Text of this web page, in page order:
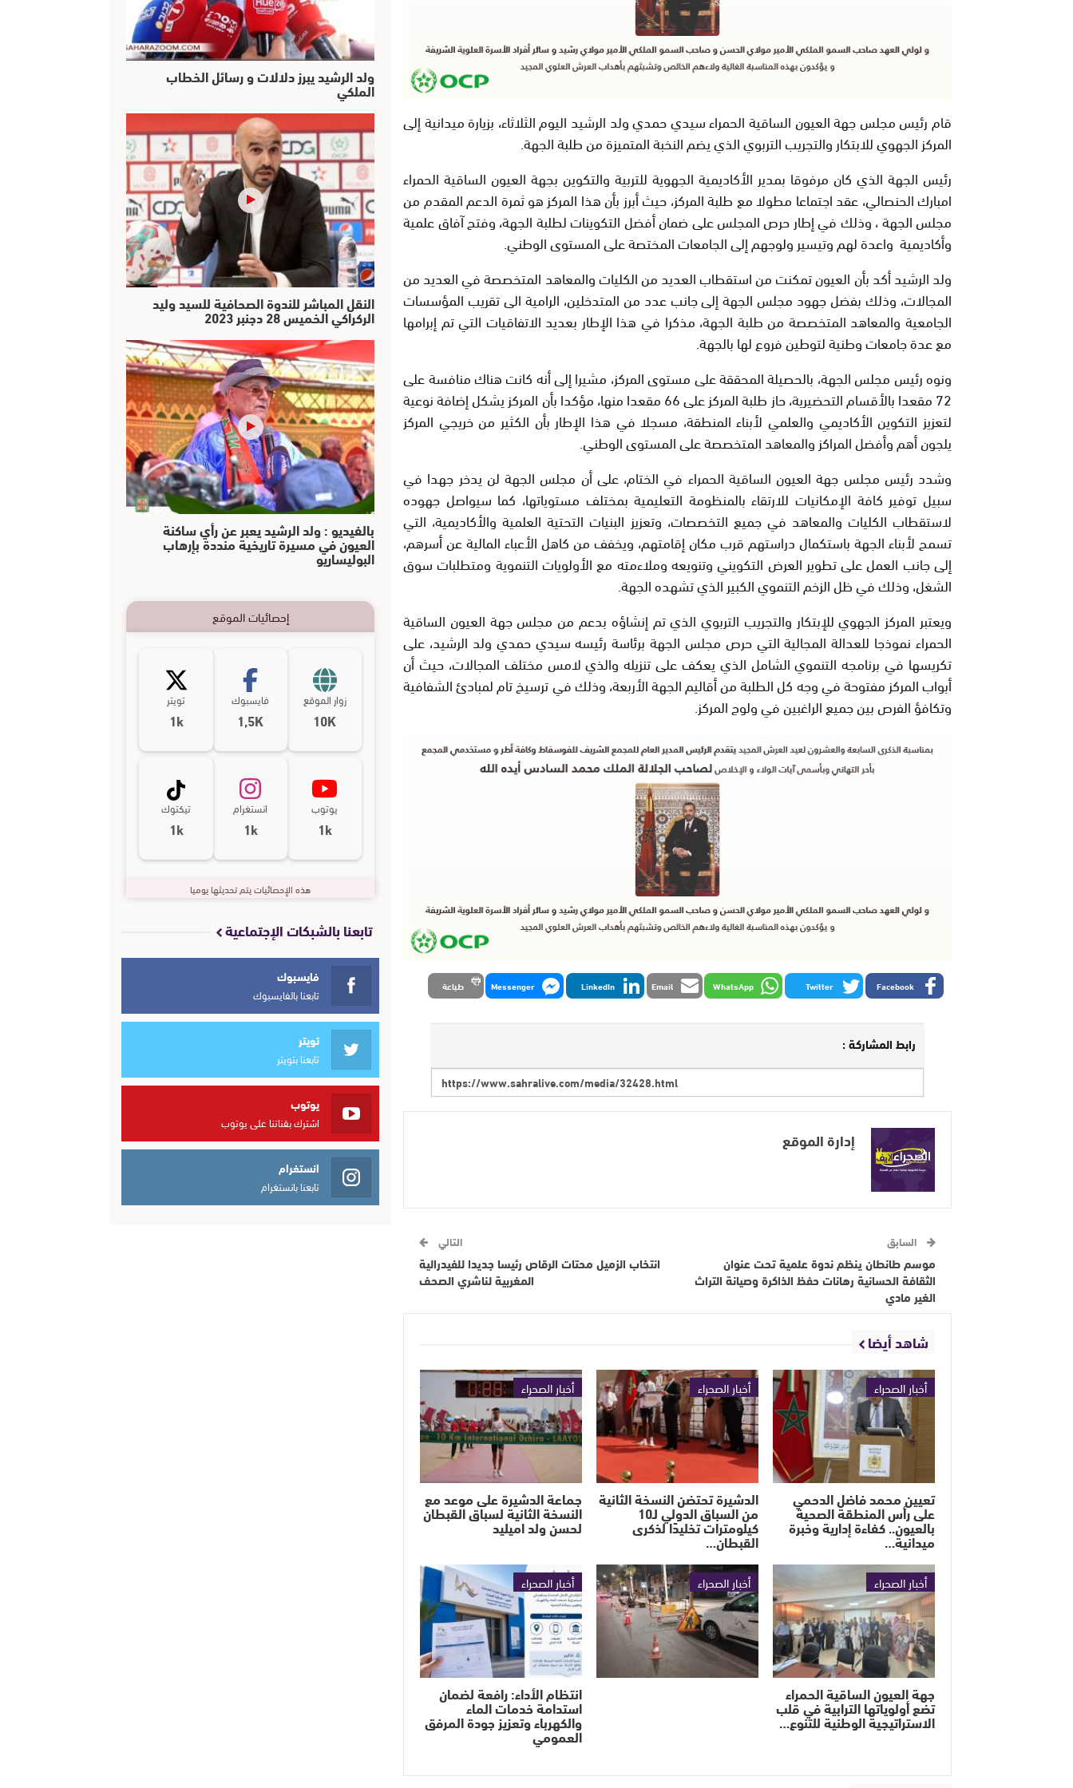
قام رئيس مجلس جهة العيون الساقية الحمراء سيدي حمدي ولد الرشيد اليوم الثلاثاء، بزيارة ميدانية إلى
المركز الجهوي للابتكار والتجريب التربوي الذي يضم النخبة المتميزة من طلبة الجهة.
رئيس الجهة الذي كان مرفوقا بمدير الأكاديمية الجهوية للتربية والتكوين بجهة العيون الساقية الحمراء
امبارك الحنصالي، عقد اجتماعا مطولا مع طلبة المركز، حيث أبرز بأن هذا المركز هو ثمرة الدعم المقدم من
مجلس الجهة ، وذلك في إطار حرص المجلس على ضمان أفضل التكوينات لطلبة الجهة، وفتح آفاق علمية
وأكاديمية واعدة لهم وتيسير ولوجهم إلى الجامعات المختصة على المستوى الوطني.
ولد الرشيد أكد بأن العيون تمكنت من استقطاب العديد من الكليات والمعاهد المتخصصة في العديد من
المجالات، وذلك بفضل جهود مجلس الجهة إلى جانب عدد من المتدخلين، الرامية الى تقريب المؤسسات
الجامعية والمعاهد المتخصصة من طلبة الجهة، مذكرا في هذا الإطار بعديد الاتفاقيات التي تم إبرامها
مع عدة جامعات وطنية لتوطين فروع لها بالجهة.
ونوه رئيس مجلس الجهة، بالحصيلة المحققة على مستوى المركز، مشيرا إلى أنه كانت هناك منافسة على
72 مقعدا بالأقسام التحضيرية، حاز طلبة المركز على 66 مقعدا منها، مؤكدا بأن المركز يشكل إضافة نوعية
لتعزيز التكوين الأكاديمي والعلمي لأبناء المنطقة، مسجلا في هذا الإطار بأن الكثير من خريجي المركز
يلجون أهم وأفضل المراكز والمعاهد المتخصصة على المستوى الوطني.
وشدد رئيس مجلس جهة العيون الساقية الحمراء في الختام، على أن مجلس الجهة لن يدخر جهدا في
سبيل توفير كافة الإمكانيات للارتقاء بالمنظومة التعليمية بمختلف مستوياتها، كما سيواصل جهوده
لاستقطاب الكليات والمعاهد في جميع التخصصات، وتعزيز البنيات التحتية العلمية والأكاديمية، التي
تسمح لأبناء الجهة باستكمال دراستهم قرب مكان إقامتهم، ويخفف من كاهل الأعباء المالية عن أسرهم،
إلى جانب العمل على تطوير العرض التكويني وتنويعه وملاءمته مع الأولويات التنموية ومتطلبات سوق
الشغل، وذلك في ظل الزخم التنموي الكبير الذي تشهده الجهة.
ويعتبر المركز الجهوي للإبتكار والتجريب التربوي الذي تم إنشاؤه بدعم من مجلس جهة العيون الساقية
الحمراء نموذجا للعدالة المجالية التي حرص مجلس الجهة برئاسة رئيسه سيدي حمدي ولد الرشيد، على
تكريسها في برنامجه التنموي الشامل الذي يعكف على تنزيله والذي لامس مختلف المجالات، حيث أن
أبواب المركز مفتوحة في وجه كل الطلبة من أقاليم الجهة الأربعة، وذلك في ترسيخ تام لمبادئ الشفافية
وتكافؤ الفرص بين جميع الراغبين في ولوج المركز.
Facebook
Twitter
WhatsApp
Email
LinkedIn
Messenger طباعة
رابط المشاركة :
إدارة الموقع
السابق
موسم طانطان ينظم ندوة علمية تحت عنوان
الثقافة الحسانية رهانات حفظ الذاكرة وصيانة التراث
الغير مادي
التالي
انتخاب الزميل محتات الرقاص رئيسا جديدا للفيدرالية
المغربية لناشري الصحف
شاهد أيضا
أخبار الصحراء
تعيين محمد فاضل الدحمي
على رأس المنطقة الصحية
بالعيون.. كفاءة إدارية وخبرة
ميدانية…
أخبار الصحراء
الدشيرة تحتضن النسخة الثانية
من السباق الدولي لـ10
كيلومترات تخليدًا لذكرى
القبطان…
أخبار الصحراء
جماعة الدشيرة على موعد مع
النسخة الثانية لسباق القبطان
لحسن ولد اميليد
أخبار الصحراء
جهة العيون الساقية الحمراء
تضع أولوياتها الترابية في قلب
الاستراتيجية الوطنية للتنوع…
أخبار الصحراء أخبار الصحراء
انتظام الأداء: رافعة لضمان
استدامة خدمات الماء
والكهرباء وتعزيز جودة المرفق
العمومي
ولد الرشيد يبرز دلالات و رسائل الخطاب
الملكي
النقل المباشر للندوة الصحافية للسيد وليد
الركراكي الخميس 28 دجنبر 2023
بالفيديو : ولد الرشيد يعبر عن رأي ساكنة
العيون في مسيرة تاريخية منددة بإرهاب
البوليساريو
إحصائيات الموقع
زوار الموقع
10K
فايسبوك
1,5K
تويتر
1k
يوتوب
1k
انستغرام
1k
تيكتوك
1k
هذه الإحصائيات يتم تحديثها يوميا
تابعنا بالشبكات الإجتماعية
فايسبوك
تابعنا بالفايسبوك
تويتر
تابعنا بتويتر
يوتوب
اشترك بقناتنا على يوتوب
انستغرام
تابعنا بانستغرام